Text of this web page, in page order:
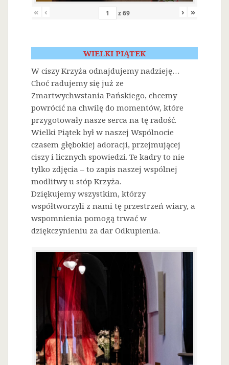
« ‹ z69 › »
WIELKI PIĄTEK
W ciszy Krzyża odnajdujemy nadzieję…
Choć radujemy się już ze
Zmartwychwstania Pańskiego, chcemy
powrócić na chwilę do momentów, które
przygotowały nasze serca na tę radość.
Wielki Piątek był w naszej Wspólnocie
czasem głębokiej adoracji, przejmującej
ciszy i licznych spowiedzi. Te kadry to nie
tylko zdjęcia – to zapis naszej wspólnej
modlitwy u stóp Krzyża.
Dziękujemy wszystkim, którzy
współtworzyli z nami tę przestrzeń wiary, a
wspomnienia pomogą trwać w
dziękczynieniu za dar Odkupienia.